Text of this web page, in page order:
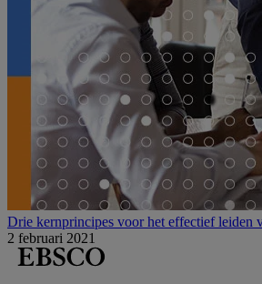
Drie kernprincipes voor het effectief leiden
2 februari 2021